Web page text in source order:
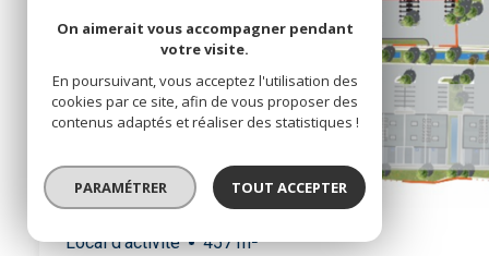
Local d'activité 457 m²
On aimerait vous accompagner pendant
votre visite.
En poursuivant, vous acceptez l'utilisation des
cookies par ce site, afin de vous proposer des
contenus adaptés et réaliser des statistiques !
PARAMÉTRER TOUT ACCEPTER